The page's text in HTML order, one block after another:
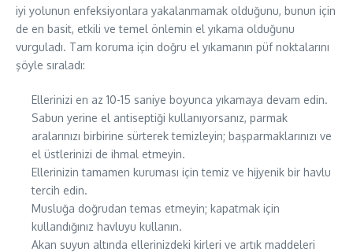
iyi yolunun enfeksiyonlara yakalanmamak olduğunu, bunun için
de en basit, etkili ve temel önlemin el yıkama olduğunu
vurguladı. Tam koruma için doğru el yıkamanın püf noktalarını
şöyle sıraladı:
Ellerinizi en az 10-15 saniye boyunca yıkamaya devam edin.
Sabun yerine el antiseptiği kullanıyorsanız, parmak
aralarınızı birbirine sürterek temizleyin; başparmaklarınızı ve
el üstlerinizi de ihmal etmeyin.
Ellerinizin tamamen kuruması için temiz ve hijyenik bir havlu
tercih edin.
Musluğa doğrudan temas etmeyin; kapatmak için
kullandığınız havluyu kullanın.
Akan suyun altında ellerinizdeki kirleri ve artık maddeleri